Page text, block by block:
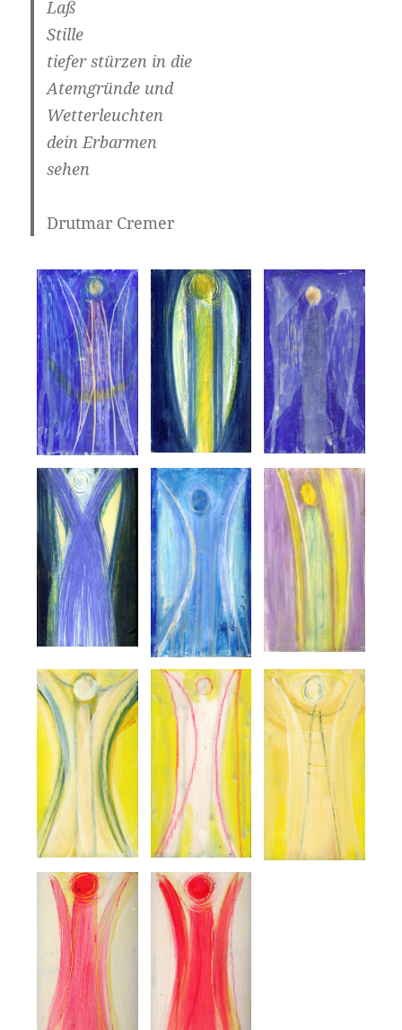
Laß
Stille
tiefer stürzen in die
Atemgründe und
Wetterleuchten
dein Erbarmen
sehen
Drutmar Cremer